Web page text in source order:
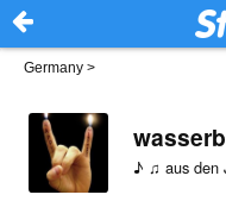
Germany >
♪ ♫ aus den